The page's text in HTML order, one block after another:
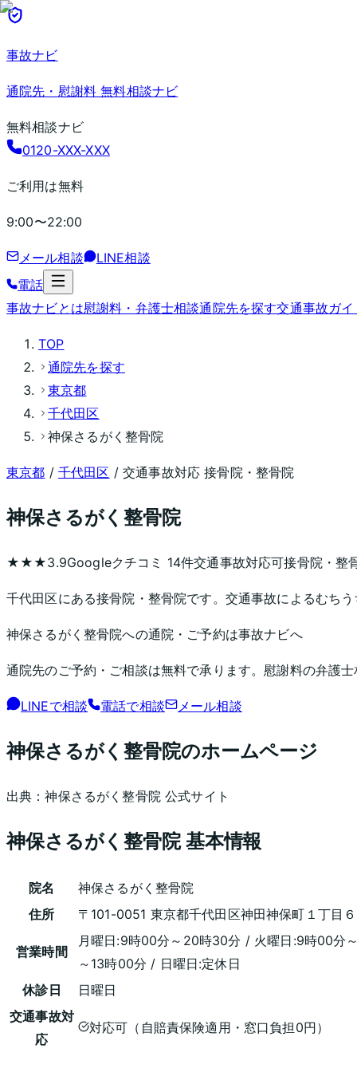
事故ナビ
通院先・慰謝料 無料相談ナビ
無料相談ナビ
0120-XXX-XXX
ご利用は無料
9:00〜22:00
メール相談
LINE相談
電話
事故ナビとは慰謝料・弁護士相談通院先を探す交通事故ガイ
TOP
通院先を探す
東京都
千代田区
神保さるがく整骨院
東京都 / 千代田区 / 交通事故対応 接骨院・整骨院
神保さるがく整骨院
★★★3.9Googleクチコミ 14件交通事故対応可接骨院・整
千代田区にある接骨院・整骨院です。交通事故によるむち
神保さるがく整骨院への通院・ご予約は事故ナビへ
通院先のご予約・ご相談は無料で承ります。慰謝料の弁護
LINEで相談 電話で相談 メール相談
神保さるがく整骨院のホームページ
出典：神保さるがく整骨院 公式サイト
神保さるがく整骨院基本情報
院名
神保さるがく整骨院
住所
〒101-0051 東京都千代田区神田神保町１丁目
営業時間
月曜日:9時00分～20時30分 / 火曜日:9時00
～13時00分 / 日曜日:定休日
休診日
日曜日
交通事故対
応
対応可（自賠責保険適用・窓口負担0円）